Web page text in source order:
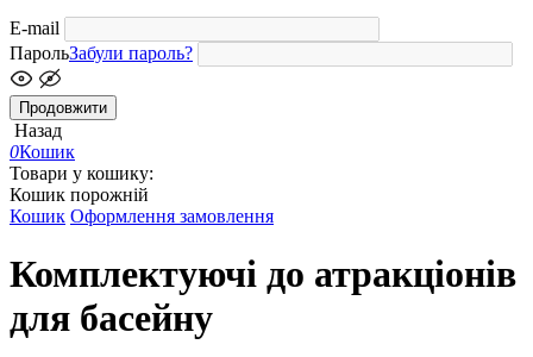
E-mail
ПарольЗабули пароль?
Продовжити
Назад
0Кошик
Товари у кошику:
Кошик порожній
Кошик Оформлення замовлення
Комплектуючі до атракціонів
для басейну